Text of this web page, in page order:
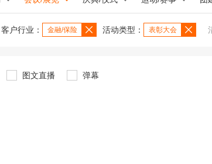
客户行业： 金融/保险 活动类型： 表彰大会
图文直播 弹幕